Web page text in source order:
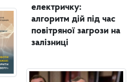
електричку:
алгоритм дій під час
повітряної загрози на
залізниці